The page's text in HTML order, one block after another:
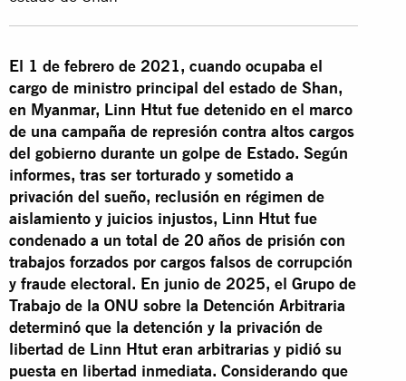
El 1 de febrero de 2021, cuando ocupaba el
cargo de ministro principal del estado de Shan,
en Myanmar, Linn Htut fue detenido en el marco
de una campaña de represión contra altos cargos
del gobierno durante un golpe de Estado. Según
informes, tras ser torturado y sometido a
privación del sueño, reclusión en régimen de
aislamiento y juicios injustos, Linn Htut fue
condenado a un total de 20 años de prisión con
trabajos forzados por cargos falsos de corrupción
y fraude electoral. En junio de 2025, el Grupo de
Trabajo de la ONU sobre la Detención Arbitraria
determinó que la detención y la privación de
libertad de Linn Htut eran arbitrarias y pidió su
puesta en libertad inmediata. Considerando que